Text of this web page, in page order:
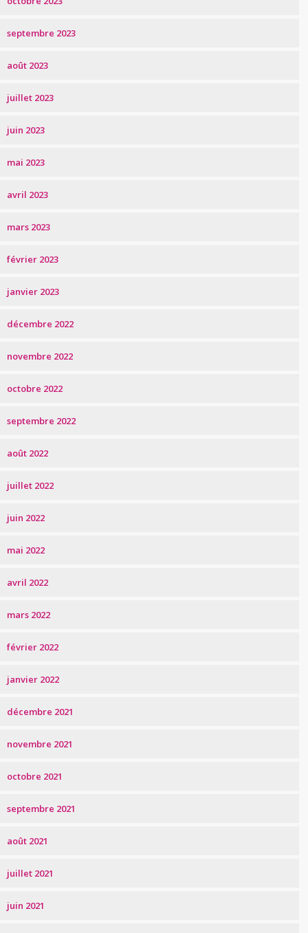
septembre 2023
août 2023
juillet 2023
juin 2023
mai 2023
avril 2023
mars 2023
février 2023
janvier 2023
décembre 2022
novembre 2022
octobre 2022
septembre 2022
août 2022
juillet 2022
juin 2022
mai 2022
avril 2022
mars 2022
février 2022
janvier 2022
décembre 2021
novembre 2021
octobre 2021
septembre 2021
août 2021
juillet 2021
juin 2021